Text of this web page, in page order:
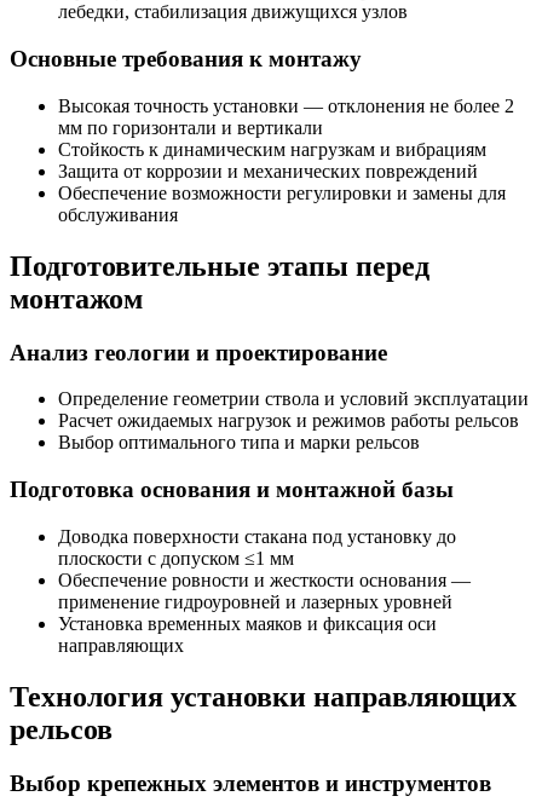
лебедки, стабилизация движущихся узлов
Основные требования к монтажу
Высокая точность установки — отклонения не более 2
мм по горизонтали и вертикали
Стойкость к динамическим нагрузкам и вибрациям
Защита от коррозии и механических повреждений
Обеспечение возможности регулировки и замены для
обслуживания
Подготовительные этапы перед
монтажом
Анализ геологии и проектирование
Определение геометрии ствола и условий эксплуатации
Расчет ожидаемых нагрузок и режимов работы рельсов
Выбор оптимального типа и марки рельсов
Подготовка основания и монтажной базы
Доводка поверхности стакана под установку до
плоскости с допуском ≤1 мм
Обеспечение ровности и жесткости основания —
применение гидроуровней и лазерных уровней
Установка временных маяков и фиксация оси
направляющих
Технология установки направляющих
рельсов
Выбор крепежных элементов и инструментов